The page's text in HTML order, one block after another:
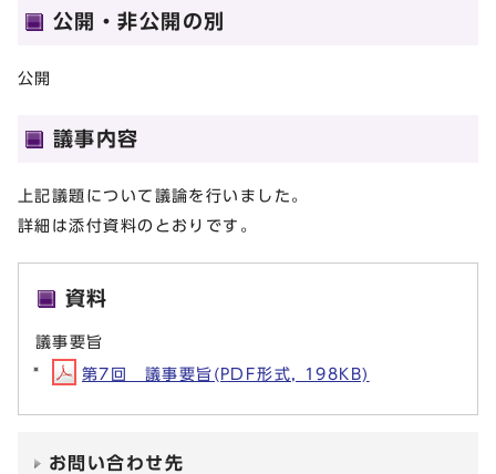
公開・非公開の別
公開
議事内容
上記議題について議論を行いました。
詳細は添付資料のとおりです。
資料
議事要旨
第7回 議事要旨(PDF形式, 198KB)
お問い合わせ先